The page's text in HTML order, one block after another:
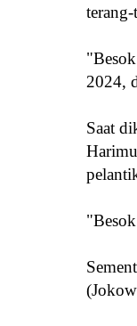
2024,
Saat